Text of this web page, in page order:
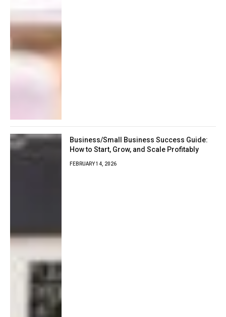
Business/Small Business Success Guide:
How to Start, Grow, and Scale Profitably
FEBRUARY 14, 2026